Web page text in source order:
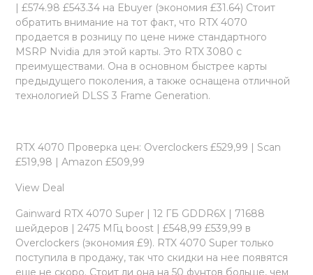
| £574.98 £543.34 на Ebuyer (экономия £31.64) Стоит
обратить внимание на тот факт, что RTX 4070
продается в розницу по цене ниже стандартного
MSRP Nvidia для этой карты. Это RTX 3080 с
преимуществами. Она в основном быстрее карты
предыдущего поколения, а также оснащена отличной
технологией DLSS 3 Frame Generation.
RTX 4070 Проверка цен: Overclockers £529,99 | Scan
£519,98 | Amazon £509,99
View Deal
Gainward RTX 4070 Super | 12 ГБ GDDR6X | 71688
шейдеров | 2475 МГц boost | £548,99 £539,99 в
Overclockers (экономия £9). RTX 4070 Super только
поступила в продажу, так что скидки на нее появятся
еще не скоро. Стоит ли она на 50 фунтов больше, чем